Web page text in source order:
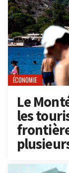
ÉCONOMIE
Le
les